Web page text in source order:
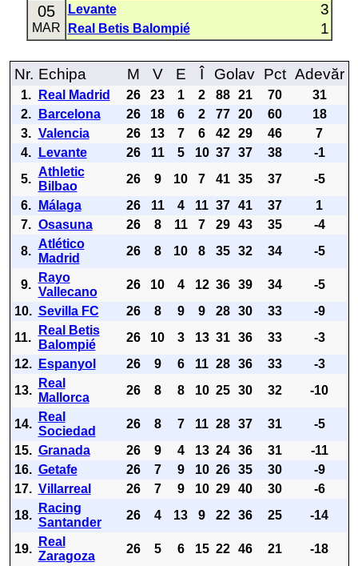
05
MAR
Levante 3
Real Betis Balompié 1
Nr. Echipa M V E Î Golav Pct Adevăr
1. Real Madrid 26 23 1 2 88 21 70
31
2.
Barcelona 26 18 6 2 77 20 60
18
3. Valencia 26 13 7 6 42 29 46
7
4.
Levante 26 11 5 10 37 37 38
-1
5.
Athletic
Bilbao
26 9 10 7 41 35 37
-5
6.
Málaga 26 11 4 11 37 41 37
1
7. Osasuna 26 8 11 7 29 43 35
-4
8.
Atlético
Madrid
26 8 10 8 35 32 34 -5
9.
Rayo
Vallecano
26 10 4 12 36 39 34
-5
10. Sevilla FC 26 8 9 9 28 30 33
-9
11.
Real Betis
Balompié
26 10 3 13 31 36 33
-3
12.
Espanyol 26 9 6 11 28 36 33
-3
13.
Real
Mallorca
26 8 8 10 25 30 32 -10
14.
Real
Sociedad
26 8 7 11 28 37 31
-5
15. Granada 26 9 4 13 24 36 31
-11
16. Getafe 26 7 9 10 26 35 30
-9
17. Villarreal 26 7 9 10 29 40 30
-6
18.
Racing
Santander
26 4 13 9 22 36 25 -14
19.
Real
Zaragoza
26 5 6 15 22 46 21 -18